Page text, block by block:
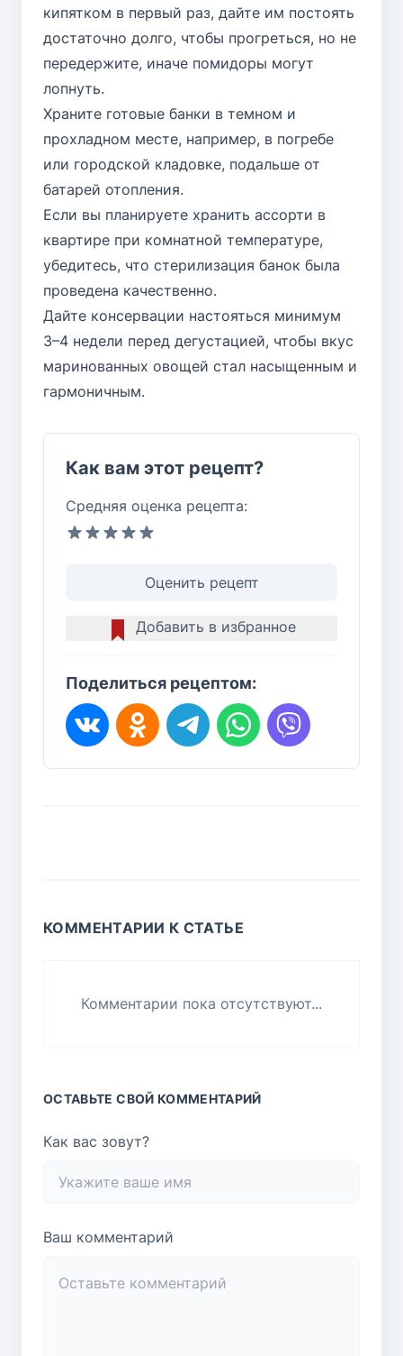
кипятком в первый раз, дайте им постоять
достаточно долго, чтобы прогреться, но не
передержите, иначе помидоры могут
лопнуть.
Храните готовые банки в темном и
прохладном месте, например, в погребе
или городской кладовке, подальше от
батарей отопления.
Если вы планируете хранить ассорти в
квартире при комнатной температуре,
убедитесь, что стерилизация банок была
проведена качественно.
Дайте консервации настояться минимум
3–4 недели перед дегустацией, чтобы вкус
маринованных овощей стал насыщенным и
гармоничным.
Как вам этот рецепт?
Средняя оценка рецепта:
Оценить рецепт
Добавить в избранное
Поделиться рецептом:
КОММЕНТАРИИ К СТАТЬЕ
Комментарии пока отсутствуют...
ОСТАВЬТЕ СВОЙ КОММЕНТАРИЙ
Как вас зовут?
Ваш комментарий